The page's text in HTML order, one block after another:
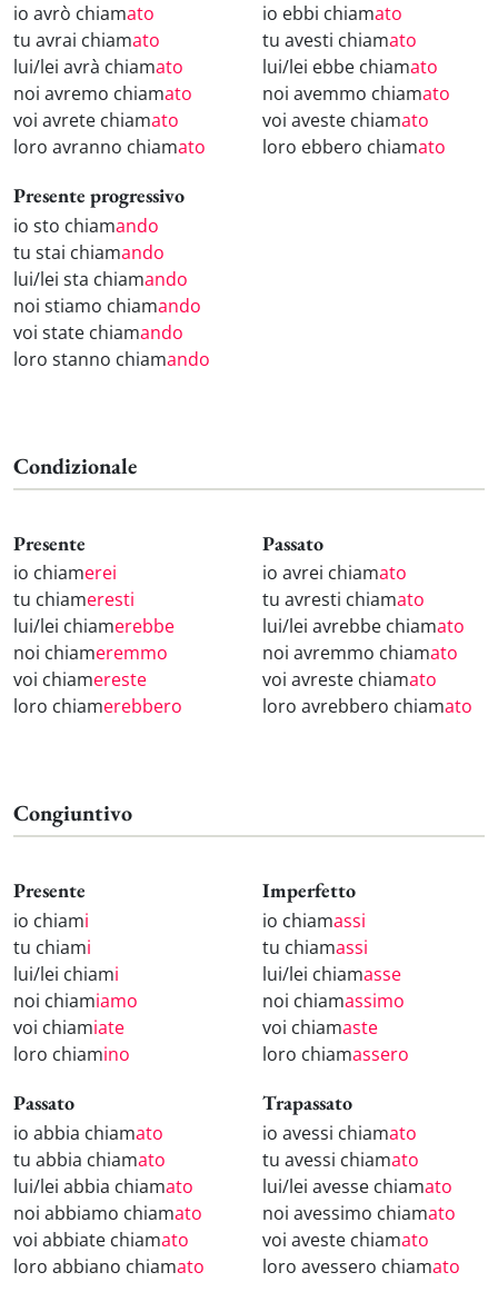
io avrò chiamato
tu avrai chiamato
lui/lei avrà chiamato
noi avremo chiamato
voi avrete chiamato
loro avranno chiamato
io ebbi chiamato
tu avesti chiamato
lui/lei ebbe chiamato
noi avemmo chiamato
voi aveste chiamato
loro ebbero chiamato
Presente progressivo
io sto chiamando
tu stai chiamando
lui/lei sta chiamando
noi stiamo chiamando
voi state chiamando
loro stanno chiamando
Condizionale
Presente
io chiamerei
tu chiameresti
lui/lei chiamerebbe
noi chiameremmo
voi chiamereste
loro chiamerebbero
Passato
io avrei chiamato
tu avresti chiamato
lui/lei avrebbe chiamato
noi avremmo chiamato
voi avreste chiamato
loro avrebbero chiamato
Congiuntivo
Presente
io chiami
tu chiami
lui/lei chiami
noi chiamiamo
voi chiamiate
loro chiamino
Imperfetto
io chiamassi
tu chiamassi
lui/lei chiamasse
noi chiamassimo
voi chiamaste
loro chiamassero
Passato
io abbia chiamato
tu abbia chiamato
lui/lei abbia chiamato
noi abbiamo chiamato
voi abbiate chiamato
loro abbiano chiamato
Trapassato
io avessi chiamato
tu avessi chiamato
lui/lei avesse chiamato
noi avessimo chiamato
voi aveste chiamato
loro avessero chiamato